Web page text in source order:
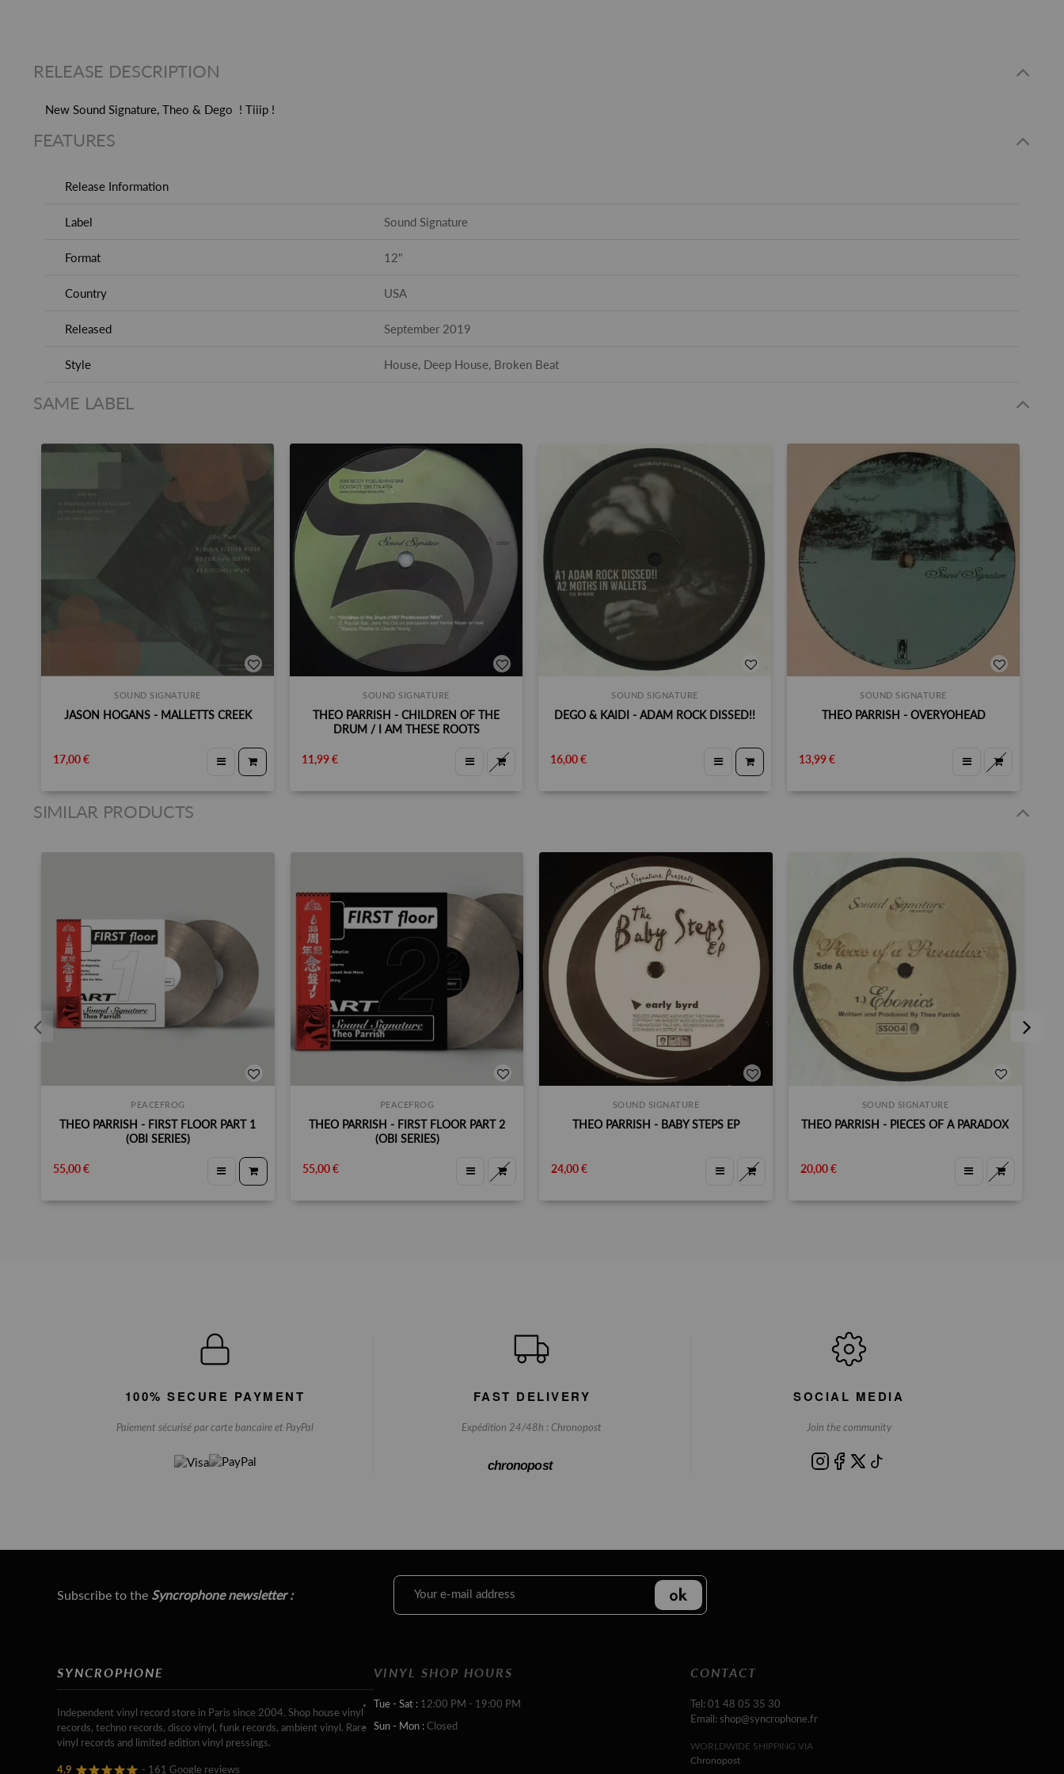
RELEASE DESCRIPTION
New Sound Signature, Theo & Dego ! Tiiip !
FEATURES
Release Information
Label Sound Signature
Format 12"
Country USA
Released September 2019
Style House, Deep House, Broken Beat
SAME LABEL
SOUND SIGNATURE
JASON HOGANS - MALLETTS CREEK
17,00 €
SOUND SIGNATURE
THEO PARRISH ‎- CHILDREN OF THE
DRUM / I AM THESE ROOTS
11,99 €
SOUND SIGNATURE
DEGO & KAIDI - ADAM ROCK DISSED!!
16,00 €
SOUND SIGNATURE
THEO PARRISH - OVERYOHEAD
13,99 €
SIMILAR PRODUCTS
PEACEFROG
THEO PARRISH - FIRST FLOOR PART 1
(OBI SERIES)
55,00 €
PEACEFROG
THEO PARRISH - FIRST FLOOR PART 2
(OBI SERIES)
55,00 €
SOUND SIGNATURE
THEO PARRISH - BABY STEPS EP
24,00 €
SOUND SIGNATURE
THEO PARRISH - PIECES OF A PARADOX
20,00 €
100% SECURE PAYMENT
Paiement sécurisé par carte bancaire et PayPal
FAST DELIVERY
Expédition 24/48h : Chronopost
chronopost
SOCIAL MEDIA
Join the community
Subscribe to the Syncrophone newsletter :
SYNCROPHONE
Independent vinyl record store in Paris since 2004. Shop house vinyl
records, techno records, disco vinyl, funk records, ambient vinyl. Rare
vinyl records and limited edition vinyl pressings.
4.9 - 161 Google reviews
VINYL SHOP HOURS
Tue - Sat : 12:00 PM - 19:00 PM
Sun - Mon : Closed
CONTACT
Tel: 01 48 05 35 30
Email: shop@syncrophone.fr
WORLDWIDE SHIPPING VIA
Chronopost